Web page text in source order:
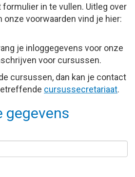
formulier in te vullen. Uitleg over
onze voorwaarden vind je hier:
je inloggegevens voor onze
voor cursussen.
cursussen, dan kan je contact
cursussecretariaat.
gegevens